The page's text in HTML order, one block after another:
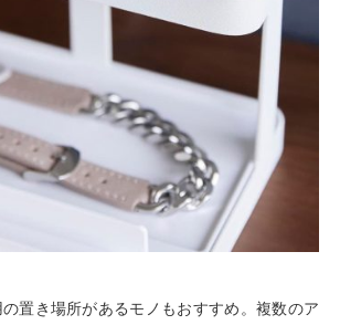
置き場所があるモノもおすすめ。複数のア